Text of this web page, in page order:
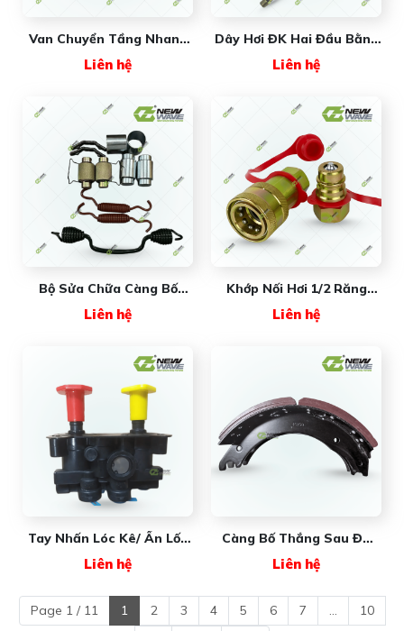
Van Chuyển Tầng Nhanh
New Wave Premium
Liên hệ
Dây Hơi ĐK Hai Đầu Bằng
Liên hệ
Bộ Sửa Chữa Càng Bố
Wave
Liên hệ
Khớp Nối Hơi 1/2 Răng
Liên hệ
Tay Nhấn Lóc Kê/ Ấn Lốc
(không Co Nối)
Liên hệ
Càng Bố Thắng Sau ĐK
Liên hệ
Page 1 / 11 1 2 3 4 5 6 7 ...
10